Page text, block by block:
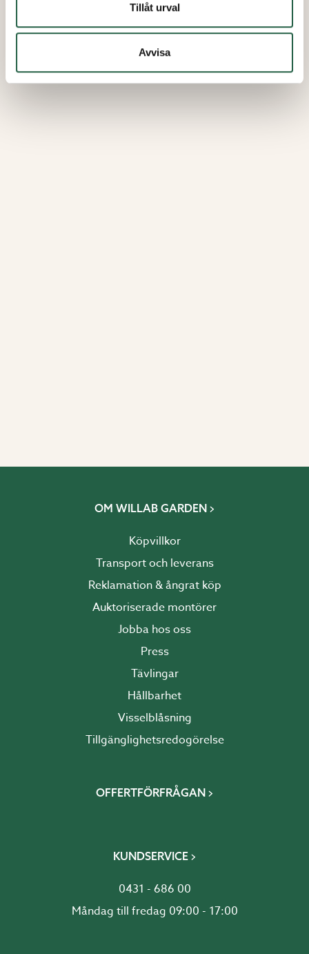
Tillåt urval
Avvisa
OM WILLAB GARDEN
Köpvillkor
Transport och leverans
Reklamation & ångrat köp
Auktoriserade montörer
Jobba hos oss
Press
Tävlingar
Hållbarhet
Visselblåsning
Tillgänglighetsredogörelse
OFFERTFÖRFRÅGAN
KUNDSERVICE
0431 - 686 00
Måndag till fredag 09:00 - 17:00